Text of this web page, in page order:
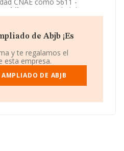
Abjb
es Comunidad de
de Abjb ¡Es
y te regalamos el
esta empresa.
DE ABJB